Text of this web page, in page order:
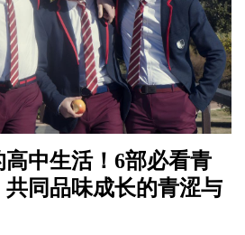
中生活！6部必看青
同品味成长的青涩与